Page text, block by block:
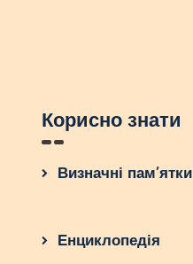
Корисно знати
Визначні пам’ятки
Енциклопедія